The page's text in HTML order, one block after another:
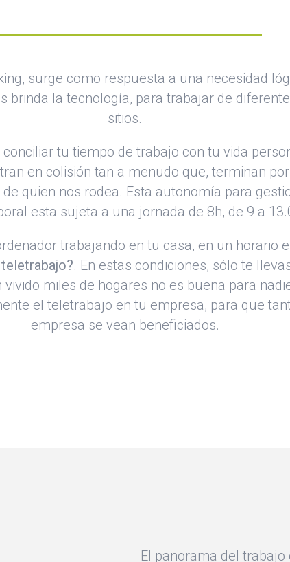
surge como respuesta a una necesidad
brinda la tecnología, para trabajar de
sitios.
tu tiempo de trabajo con tu vida
en colisión tan a menudo que, terminan
de quien nos rodea. Esta autonomía para
esta sujeta a una jornada de 8h, de 9 a
trabajando en tu casa, en un horario
. En estas condiciones, sólo te
miles de hogares no es buena para
el teletrabajo en tu empresa, para que
empresa se vean beneficiados.
El panorama del